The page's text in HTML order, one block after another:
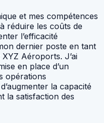
et mes compétences
réduire les coûts de
l’efficacité
dernier poste en tant
Aéroports. J’ai
en place d’un
opérations
la capacité
la satisfaction des